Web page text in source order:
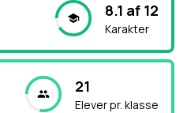
8.1 af 12
Karakter
21
Elever pr. klasse